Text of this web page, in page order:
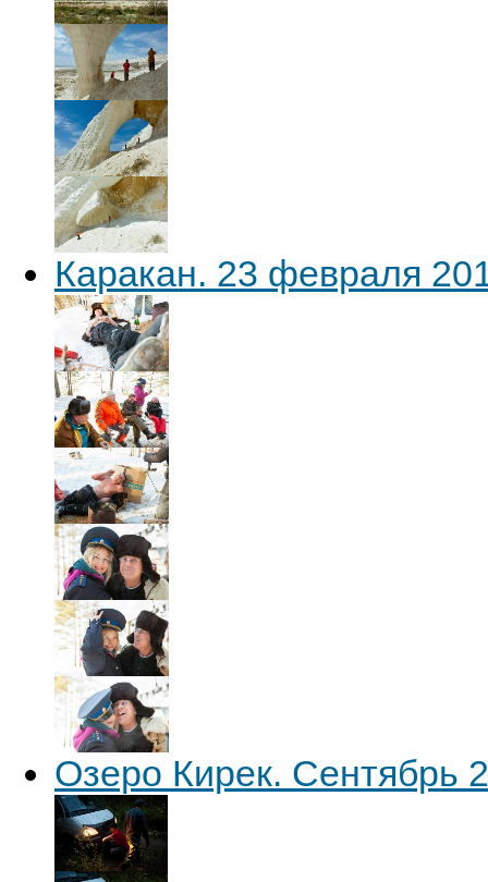
Каракан. 23 февраля
Озеро Кирек. Сентябрь